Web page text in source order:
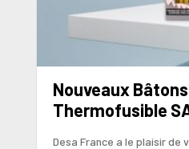
Nouveaux
Thermofusible
Desa France a le plaisir de